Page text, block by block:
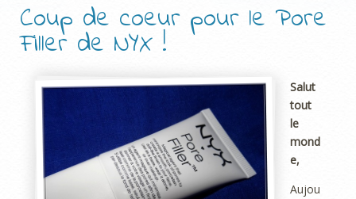
Coup de coeur pour le Pore
Filler de NYX !
Salut
tout
le
mond
e,
Aujou